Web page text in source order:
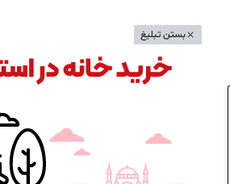
بستن تبلیغ